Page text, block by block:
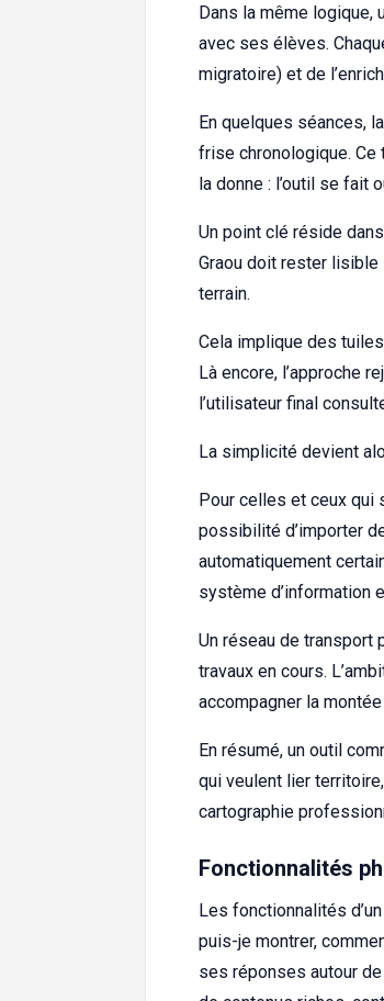
Dans la même logique,
avec ses élèves.
migratoire) et de
En quelques séances,
frise chronologique. Ce
la donne : l’outil se fait
Un point clé réside
Graou doit rester lisible
terrain.
Cela implique des
Là encore, l’approche
l’utilisateur final
La simplicité devient
Pour celles et ceux qui
possibilité d’importer
automatiquement
système d’information
Un réseau de transport
travaux en cours.
accompagner la
En résumé, un outil
qui veulent lier
cartographie
Fonctionnalités
Les fonctionnalités
puis-je montrer,
ses réponses autour